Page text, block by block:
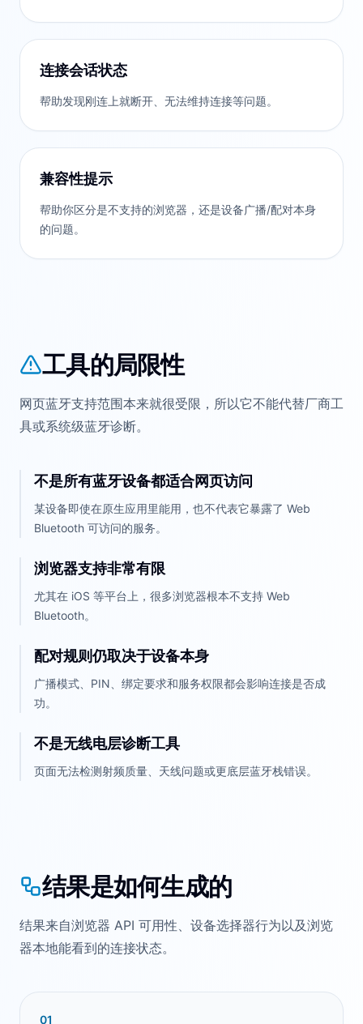
连接会话状态
帮助发现刚连上就断开、无法维持连接等问题。
兼容性提示
帮助你区分是不支持的浏览器，还是设备广播/配对本身
的问题。
工具的局限性
网页蓝牙支持范围本来就很受限，所以它不能代替厂商工
具或系统级蓝牙诊断。
不是所有蓝牙设备都适合网页访问
某设备即使在原生应用里能用，也不代表它暴露了 Web
Bluetooth 可访问的服务。
浏览器支持非常有限
尤其在 iOS 等平台上，很多浏览器根本不支持 Web
Bluetooth。
配对规则仍取决于设备本身
广播模式、PIN、绑定要求和服务权限都会影响连接是否成
功。
不是无线电层诊断工具
页面无法检测射频质量、天线问题或更底层蓝牙栈错误。
结果是如何生成的
结果来自浏览器 API 可用性、设备选择器行为以及浏览
器本地能看到的连接状态。
01